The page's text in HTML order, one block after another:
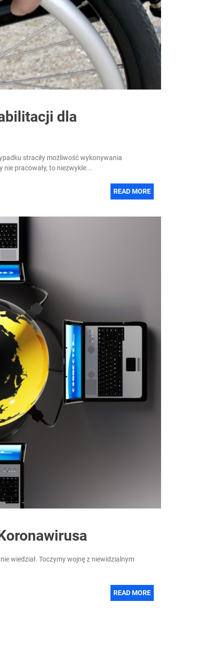
dla
straciły możliwość wykonywania
pracowały, to niezwykle...
READ MORE
wiedział. Toczymy wojnę z niewidzialnym
READ MORE